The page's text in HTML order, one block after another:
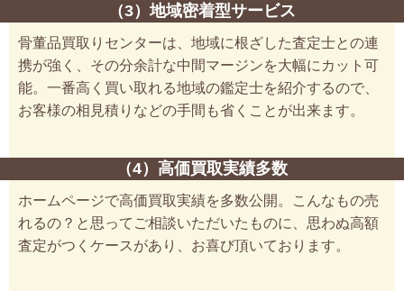
（3）地域密着型サービス
骨董品買取りセンターは、地域に根ざした査定士との連
携が強く、その分余計な中間マージンを大幅にカット可
能。一番高く買い取れる地域の鑑定士を紹介するので、
お客様の相見積りなどの手間も省くことが出来ます。
（4）高価買取実績多数
ホームページで高価買取実績を多数公開。こんなもの売
れるの？と思ってご相談いただいたものに、思わぬ高額
査定がつくケースがあり、お喜び頂いております。